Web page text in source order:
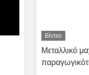
Βίντεο
Μεταλλικό